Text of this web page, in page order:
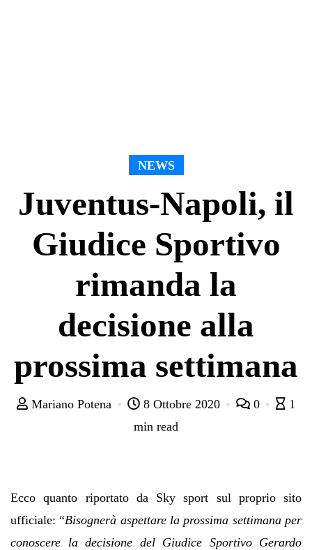
NEWS
Juventus-Napoli, il
Giudice Sportivo
rimanda la
decisione alla
prossima settimana
Mariano Potena 8 Ottobre 2020 0
1
min read
Ecco quanto riportato da Sky sport sul proprio sito
ufficiale: “Bisognerà aspettare la prossima settimana per
conoscere la decisione del Giudice Sportivo Gerardo